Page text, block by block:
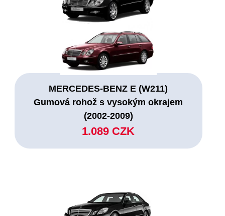
MERCEDES-BENZ E (W211)
Gumová rohož s vysokým okrajem
(2002-2009)
1.089 CZK